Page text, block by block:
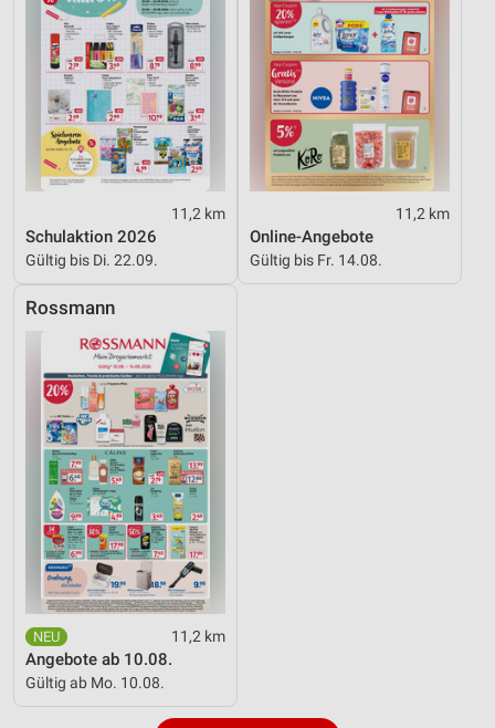
11,2 km
Schulaktion 2026
Gültig bis Di. 22.09.
11,2 km
Online-Angebote
Gültig bis Fr. 14.08.
Rossmann
11,2 km
Angebote ab 10.08.
Gültig ab Mo. 10.08.